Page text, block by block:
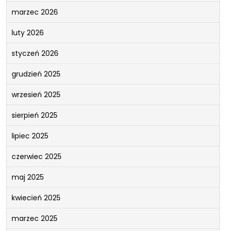
marzec 2026
luty 2026
styczeń 2026
grudzień 2025
wrzesień 2025
sierpień 2025
lipiec 2025
czerwiec 2025
maj 2025
kwiecień 2025
marzec 2025